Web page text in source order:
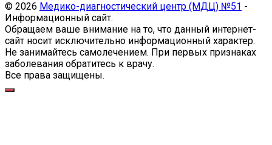
© 2026 Медико-диагностический центр (МДЦ) №51 -
Информационный сайт.
Обращаем ваше внимание на то, что данный интернет-
сайт носит исключительно информационный характер.
Не занимайтесь самолечением. При первых признаках
заболевания обратитесь к врачу.
Все права защищены.